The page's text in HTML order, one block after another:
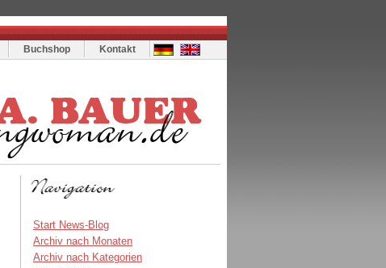
Buchshop Kontakt
Start News-Blog
Archiv nach Monaten
Archiv nach Kategorien